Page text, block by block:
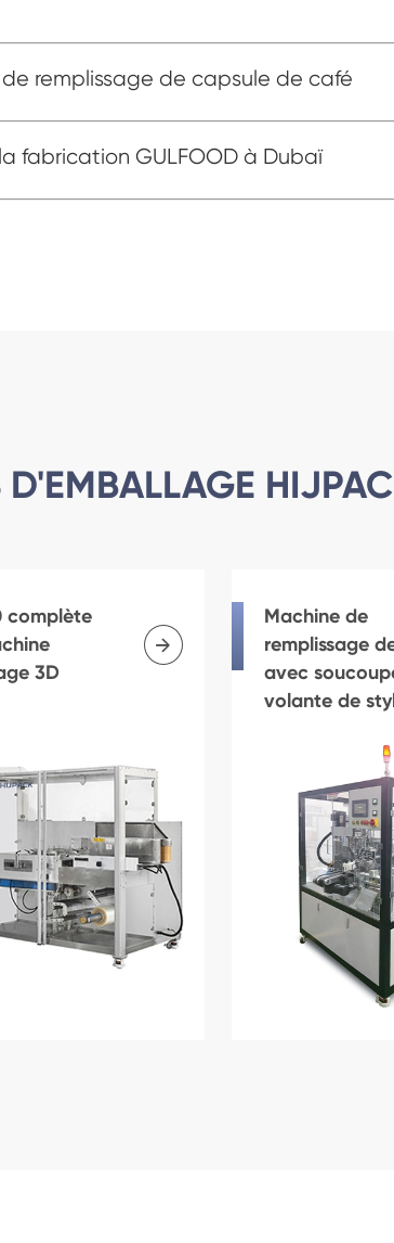
remplissage de capsule de café
fabrication GULFOOD à Dubaï
complète
3D

Machine de
remplissage
avec
volante de